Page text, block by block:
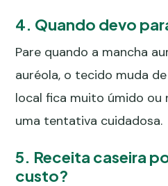
4. Quando devo
Pare quando a mancha
auréola, o tecido muda
local fica muito úmido ou
uma tentativa cuidadosa.
5. Receita caseira
custo?